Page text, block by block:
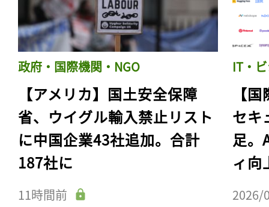
政府・国際機関・NGO
【アメリカ】国土安全保障
省、ウイグル輸入禁止リスト
に中国企業43社追加。合計
187社に
11時間前
IT・
【
セキ
足。
ィ向
2026/